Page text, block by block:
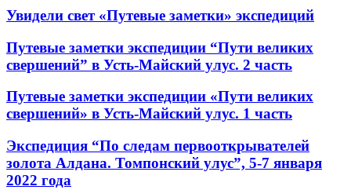
Увидели свет «Путевые заметки» экспедиций
Путевые заметки экспедиции “Пути великих
свершений” в Усть-Майский улус. 2 часть
Путевые заметки экспедиции «Пути великих
свершений» в Усть-Майский улус. 1 часть
Экспедиция “По следам первооткрывателей
золота Алдана. Томпонский улус”, 5-7 января
2022 года